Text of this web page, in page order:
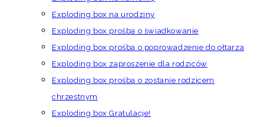
Exploding box na urodziny
Exploding box prośba o świadkowanie
Exploding box prośba o poprowadzenie do ołtarza
Exploding box zaproszenie dla rodziców
Exploding box prośba o zostanie rodzicem
chrzestnym
Exploding box Gratulacje!